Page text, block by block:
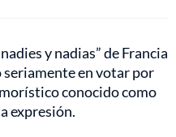
y nadias” de Francia
en votar por
conocido como
expresión.